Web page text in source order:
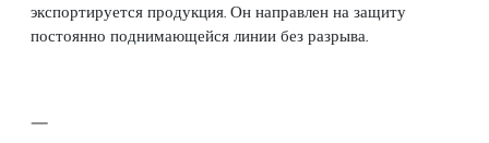
экспортируется продукция. Он направлен на защиту
постоянно поднимающейся линии без разрыва.